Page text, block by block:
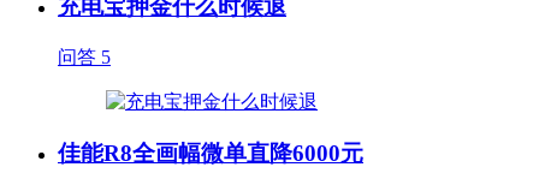
充电宝押金什么时候退
问答 5
佳能R8全画幅微单直降6000元